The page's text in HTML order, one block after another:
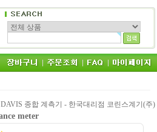
DAVIS 종합 계측기 - 한국대리점 코린스계기(주)
meter